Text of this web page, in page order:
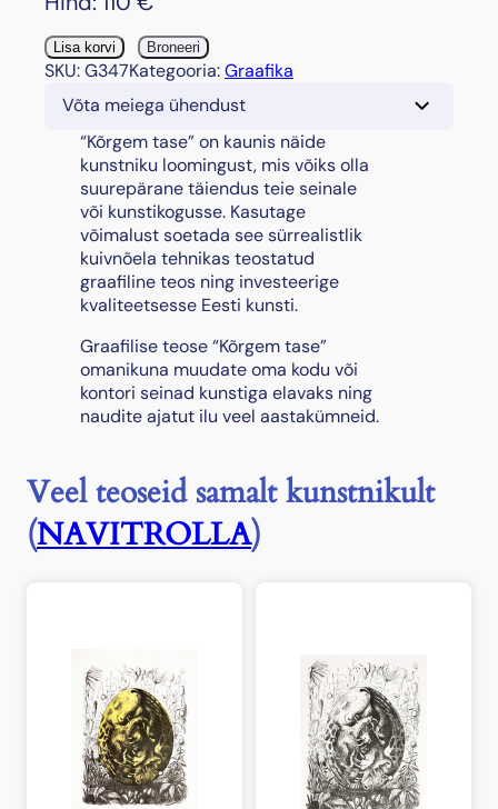
"
K
g
s
Lisa korvi Broneeri
SKU:G347Kategooria:Graafika
Võta meiega ühendust
“Kõrgem tase” on kaunis näide
kunstniku loomingust, mis võiks olla
suurepärane täiendus teie seinale
või kunstikogusse. Kasutage
võimalust soetada see sürrealistlik
kuivnõela tehnikas teostatud
graafiline teos ning investeerige
kvaliteetsesse Eesti kunsti.
Graafilise teose “Kõrgem tase”
omanikuna muudate oma kodu või
kontori seinad kunstiga elavaks ning
naudite ajatut ilu veel aastakümneid.
Veel teoseid samalt kunstnikult
(NAVITROLLA)